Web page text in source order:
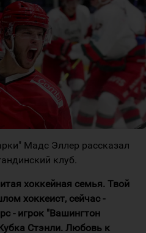
Мадс Эллер рассказал
клуб.
хоккейная семья. Твой
хоккеист, сейчас -
- игрок "Вашингтон
Стэнли. Любовь к